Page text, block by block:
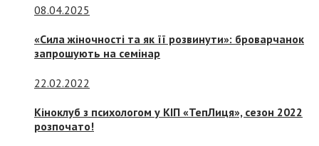
08.04.2025
«Сила жіночності та як її розвинути»: броварчанок
запрошують на семінар
22.02.2022
Кіноклуб з психологом у КІП «ТепЛиця», сезон 2022
розпочато!